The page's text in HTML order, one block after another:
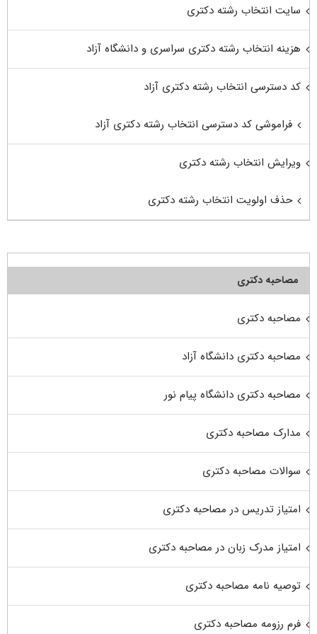
سایت انتخاب رشته دکتری
هزینه انتخاب رشته دکتری سراسری و دانشگاه آزاد
کد دسترسی انتخاب رشته دکتری آزاد
فراموشی کد دسترسی انتخاب رشته دکتری آزاد
ویرایش انتخاب رشته دکتری
حذف اولویت انتخاب رشته دکتری
مصاحبه دکتری
مصاحبه دکتری
مصاحبه دکتری دانشگاه آزاد
مصاحبه دکتری دانشگاه پیام نور
مدارک مصاحبه دکتری
سوالات مصاحبه دکتری
امتیاز تدریس در مصاحبه دکتری
امتیاز مدرک زبان در مصاحبه دکتری
توصیه نامه مصاحبه دکتری
فرم رزومه مصاحبه دکتری